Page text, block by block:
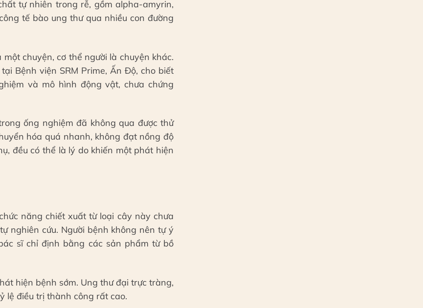
tự nhiên trong rễ, gồm alpha-amyrin,
tế bào ung thư qua nhiều con đường
chuyện, cơ thể người là chuyện khác.
Bệnh viện SRM Prime, Ấn Độ, cho biết
và mô hình động vật, chưa chứng
ống nghiệm đã không qua được thử
hóa quá nhanh, không đạt nồng độ
đều có thể là lý do khiến một phát hiện
năng chiết xuất từ loại cây này chưa
nghiên cứu. Người bệnh không nên tự ý
sĩ chỉ định bằng các sản phẩm từ bồ
hiện bệnh sớm. Ung thư đại trực tràng,
lệ điều trị thành công rất cao.